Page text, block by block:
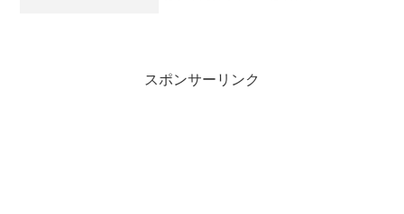
スポンサーリンク